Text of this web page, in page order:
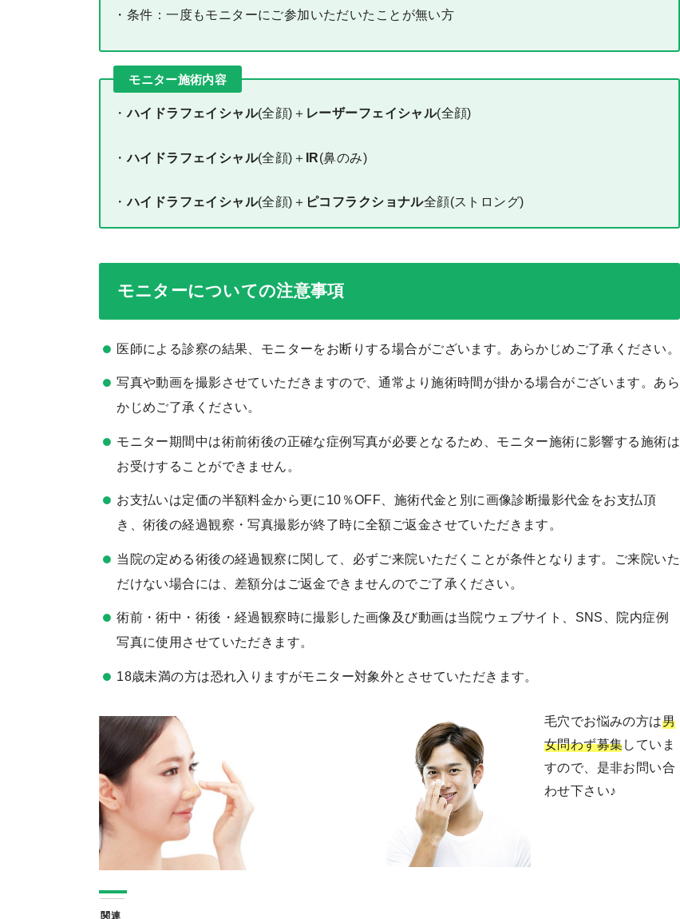
・条件：一度もモニターにご参加いただいたことが無い方
モニター施術内容
・ハイドラフェイシャル(全顔)＋ レーザーフェイシャル(全顔)
・ハイドラフェイシャル(全顔)＋ IR(鼻のみ)
・ハイドラフェイシャル(全顔)＋ ピコフラクショナル全顔(ストロング)
モニターについての注意事項
医師による診察の結果、モニターをお断りする場合がございます。あらかじめご了承ください。
写真や動画を撮影させていただきますので、通常より施術時間が掛かる場合がございます。あら
かじめご了承ください。
モニター期間中は術前術後の正確な症例写真が必要となるため、モニター施術に影響する施術は
お受けすることができません。
お支払いは定価の半額料金から更に10％OFF、施術代金と別に画像診断撮影代金をお支払頂
き、術後の経過観察・写真撮影が終了時に全額ご返金させていただきます。
当院の定める術後の経過観察に関して、必ずご来院いただくことが条件となります。ご来院いた
だけない場合には、差額分はご返金できませんのでご了承ください。
術前・術中・術後・経過観察時に撮影した画像及び動画は当院ウェブサイト、SNS、院内症例
写真に使用させていただきます。
18歳未満の方は恐れ入りますがモニター対象外とさせていただきます。
毛穴でお悩みの方は男
女問わず募集していま
すので、是非お問い合
わせ下さい♪
関連